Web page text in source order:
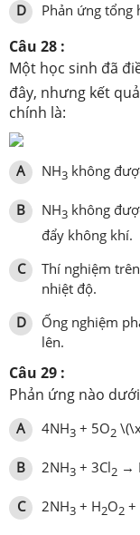
D
Phản ứng tổng
Câu 28 :
Một học sinh đã
đây, nhưng kết
chính là:
A NH3 không
B NH3 không
đẩy không khí.
C
Thí nghiệm
nhiệt độ.
D
Ống nghiệm
lên.
Câu 29 :
Phản ứng nào
A 4NH3 + 5O2
B 2NH3 + 3Cl2 →
C 2NH3 + H2O2 +